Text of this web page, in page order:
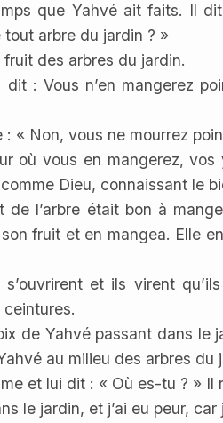
que Yahvé ait faits. Il
arbre du jardin ? »
des arbres du jardin.
: Vous n’en mangerez
« Non, vous ne mourrez
où vous en mangerez, vos
Dieu, connaissant le
l’arbre était bon à
fruit et en mangea. Elle
et ils virent
ceintures.
de Yahvé passant dans le
au milieu des arbres du
et lui dit : « Où es-tu ? » Il
le jardin, et j’ai eu peur,